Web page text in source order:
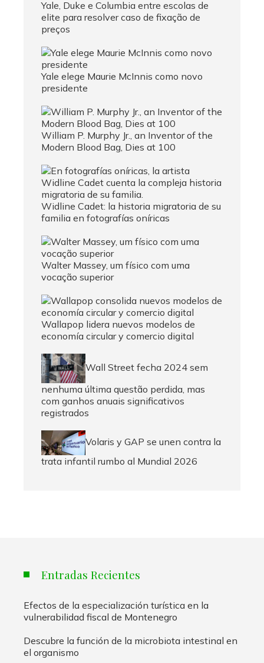
Yale, Duke e Columbia entre escolas de
elite para resolver caso de fixação de
preços
Yale elege Maurie McInnis como novo
presidente
William P. Murphy Jr., an Inventor of the
Modern Blood Bag, Dies at 100
Widline Cadet: la historia migratoria de su
familia en fotografías oníricas
Walter Massey, um físico com uma
vocação superior
Wallapop lidera nuevos modelos de
economía circular y comercio digital
Wall Street fecha 2024 sem
nenhuma última questão perdida, mas
com ganhos anuais significativos
registrados
Volaris y GAP se unen contra la
trata infantil rumbo al Mundial 2026
Entradas Recientes
Efectos de la especialización turística en la
vulnerabilidad fiscal de Montenegro
Descubre la función de la microbiota intestinal en
el organismo